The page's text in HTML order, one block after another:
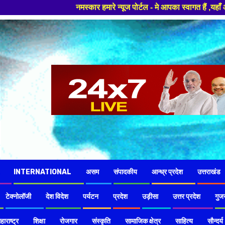
हमारे न्यूज पोर्टल - मे आपका स्वागत हैं ,यहाँ आपको हमेशा ताजा खबरों
INTERNATIONAL असम संपादकीय आन्ध्र प्रदेश उत्तराखंड
टेक्नोलॉजी देश विदेश पर्यटन प्रदेश उड़ीसा उत्तर प्रदेश
शिक्षा रोजगार संस्कृति सामाजिक क्षेत्र साहित्य सौन्दर्य